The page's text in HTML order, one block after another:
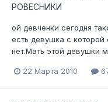
РОВЕСНИКИ
ой девченки сегодня
есть девушка с
нет.Мать этой девушки
22 Марта 2010